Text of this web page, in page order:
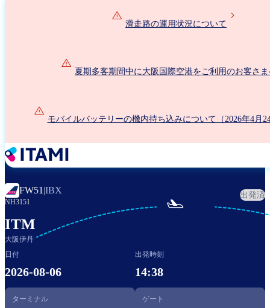
滑走路の運用状況について
夏期多客期間中に大阪国際空港をご利用のお客さ
モバイルバッテリーの機内持ち込みについて（2026年4月
FW51 |IBX
NH3151
出発済
ITM
大阪伊丹

日付
2026-08-06
出発時刻
14:38
ターミナル ゲート